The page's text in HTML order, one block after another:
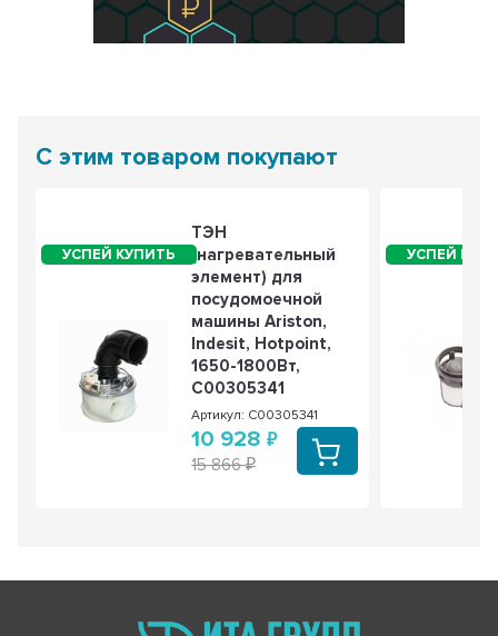
С этим товаром покупают
ТЭН
(нагревательный
элемент) для
посудомоечной
машины Ariston,
Indesit, Hotpoint,
1650-1800Вт,
C00305341
Артикул: C00305341
10 928
15 866